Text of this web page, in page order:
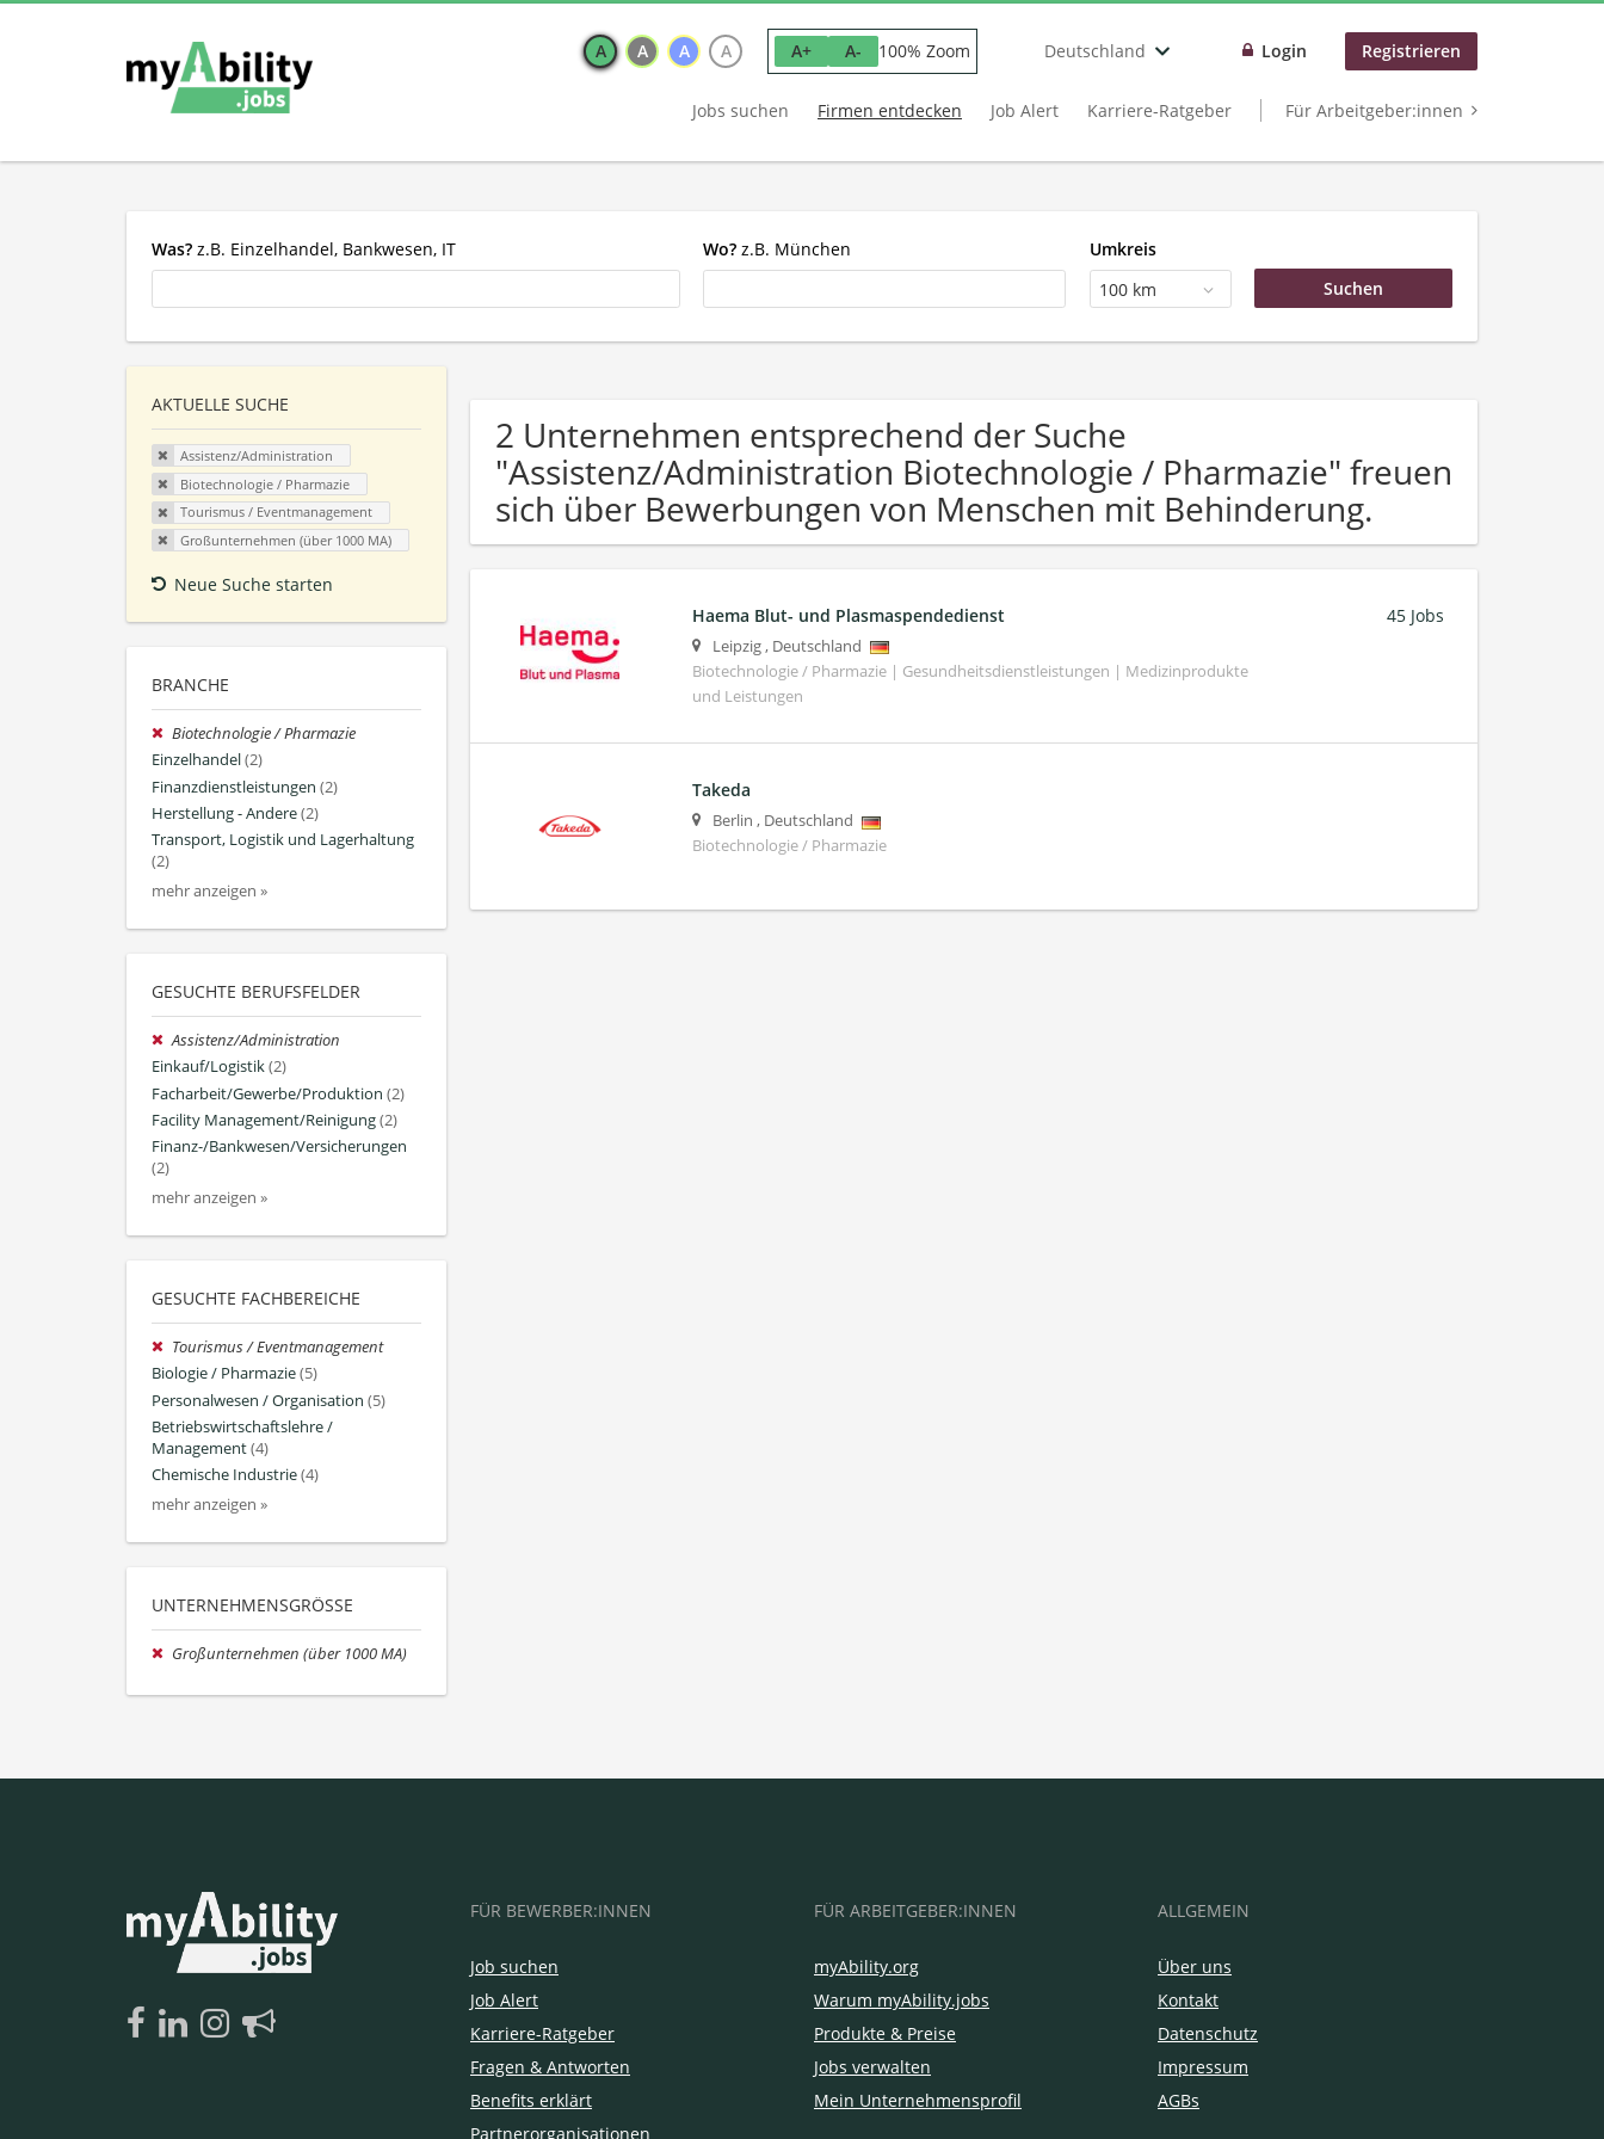
A A A A A+ A- 100% Zoom Deutschland Login Registrieren
Jobs suchen Firmen entdecken Job Alert Karriere-Ratgeber Für Arbeitgeber:innen
Was? z.B. Einzelhandel, Bankwesen, IT Wo? z.B. München
Umkreis
100 km
AKTUELLE SUCHE
Assistenz/Administration
Biotechnologie / Pharmazie
Tourismus / Eventmanagement
Großunternehmen (über 1000 MA)
Neue Suche starten
BRANCHE
Biotechnologie / Pharmazie
Einzelhandel(2)
Finanzdienstleistungen (2)
Herstellung - Andere(2)
Transport, Logistik und Lagerhaltung
(2)
mehr anzeigen »
GESUCHTE BERUFSFELDER
Assistenz/Administration
Einkauf/Logistik(2)
Facharbeit/Gewerbe/Produktion (2)
Facility Management/Reinigung(2)
Finanz-/Bankwesen/Versicherungen
(2)
mehr anzeigen »
GESUCHTE FACHBEREICHE
Tourismus / Eventmanagement
Biologie / Pharmazie(5)
Personalwesen / Organisation (5)
Betriebswirtschaftslehre /
Management(4)
Chemische Industrie(4)
mehr anzeigen »
UNTERNEHMENSGRÖSSE
Großunternehmen (über 1000 MA)
2 Unternehmen entsprechend der Suche
"Assistenz/Administration Biotechnologie / Pharmazie" freuen
sich über Bewerbungen von Menschen mit Behinderung.
Haema Blut- und Plasmaspendedienst
Leipzig, Deutschland
Biotechnologie / Pharmazie | Gesundheitsdienstleistungen | Medizinprodukte
und Leistungen
45 Jobs
Takeda
Berlin , Deutschland
Biotechnologie / Pharmazie
FÜR BEWERBER:INNEN
Job suchen
Job Alert
Karriere-Ratgeber
Fragen & Antworten
Benefits erklärt
Partnerorganisationen
FÜR ARBEITGEBER:INNEN
myAbility.org
Warum myAbility.jobs
Produkte & Preise
Jobs verwalten
Mein Unternehmensprofil
ALLGEMEIN
Über uns
Kontakt
Datenschutz
Impressum
AGBs